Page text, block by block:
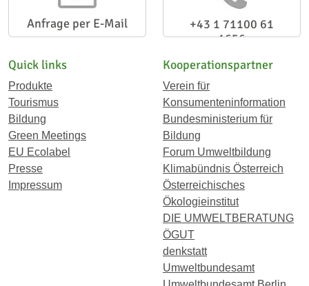
Anfrage per E-Mail
+43 1 71100 61
1656
Quick links
Produkte
Tourismus
Bildung
Green Meetings
EU Ecolabel
Presse
Impressum
Kooperationspartner
Verein für
Konsumenteninformation
Bundesministerium für
Bildung
Forum Umweltbildung
Klimabündnis Österreich
Österreichisches
Ökologieinstitut
DIE UMWELTBERATUNG
ÖGUT
denkstatt
Umweltbundesamt